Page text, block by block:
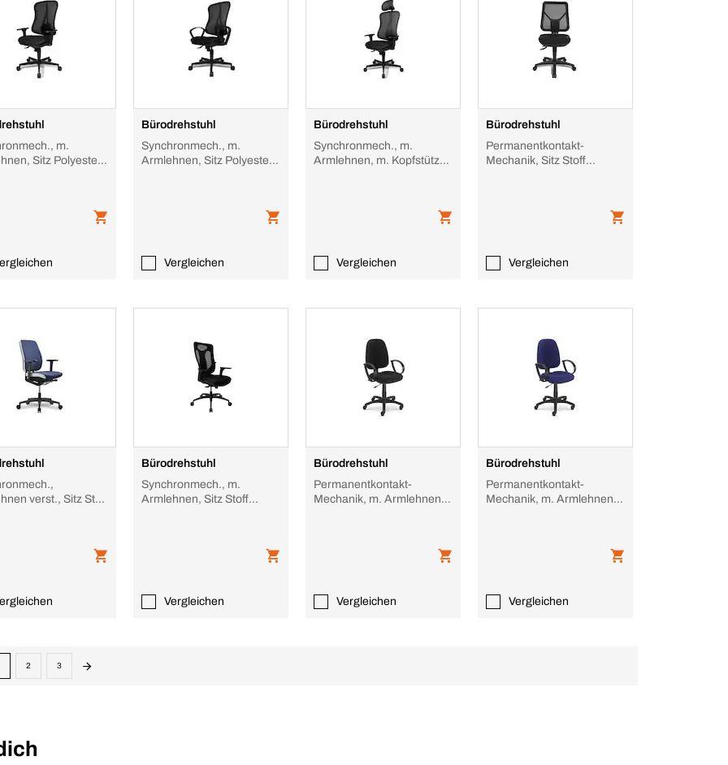
m.
Sitz Polyester
Bürodrehstuhl
Synchronmech., m.
Armlehnen, Sitz Polyester
Vergleichen
Bürodrehstuhl
Synchronmech., m.
Armlehnen, m. Kopfstütze,
Vergleichen
Bürodrehstuhl
Permanentkontakt-
Mechanik, Sitz Stoff
Vergleichen
verst., Sitz Stoff
Bürodrehstuhl
Synchronmech., m.
Armlehnen, Sitz Stoff
Vergleichen
Bürodrehstuhl
Permanentkontakt-
Mechanik, m. Armlehnen,
Vergleichen
Bürodrehstuhl
Permanentkontakt-
Mechanik, m. Armlehnen,
Vergleichen
2 3